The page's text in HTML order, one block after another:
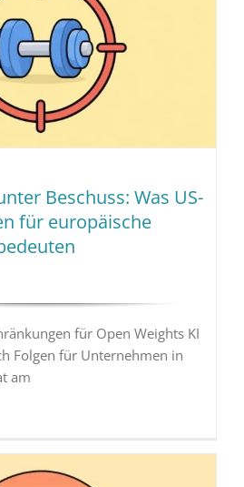
Beschuss: Was US-
für europäische
für Open Weights KI
Folgen für Unternehmen in
am